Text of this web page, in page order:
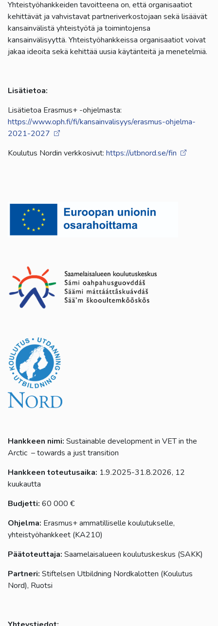
Yhteistyöhankkeiden tavoitteena on, että organisaatiot
kehittävät ja vahvistavat partneriverkostojaan sekä lisäävät
kansainvälistä yhteistyötä ja toimintojensa
kansainvälisyyttä. Yhteistyöhankkeissa organisaatiot voivat
jakaa ideoita sekä kehittää uusia käytänteitä ja menetelmiä.
Lisätietoa:
Lisätietoa Erasmus+ -ohjelmasta:
https://www.oph.fi/fi/kansainvalisyys/erasmus-ohjelma-
2021-2027
Koulutus Nordin verkkosivut: https://utbnord.se/fin
Hankkeen nimi: Sustainable development in VET in the
Arctic – towards a just transition
Hankkeen toteutusaika: 1.9.2025-31.8.2026, 12
kuukautta
Budjetti: 60 000 €
Ohjelma: Erasmus+ ammatilliselle koulutukselle,
yhteistyöhankkeet (KA210)
Päätoteuttaja: Saamelaisalueen koulutuskeskus (SAKK)
Partneri: Stiftelsen Utbildning Nordkalotten (Koulutus
Nord), Ruotsi